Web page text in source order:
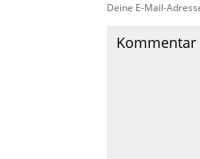
Deine E-Mail-